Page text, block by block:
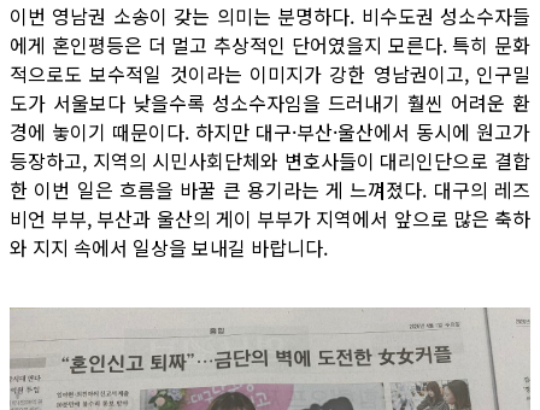
이번 영남권 소송이 갖는 의미는 분명하다. 비수도권 성소수자들
에게 혼인평등은 더 멀고 추상적인 단어였을지 모른다. 특히 문화
적으로도 보수적일 것이라는 이미지가 강한 영남권이고, 인구밀
도가 서울보다 낮을수록 성소수자임을 드러내기 훨씬 어려운 환
경에 놓이기 때문이다. 하지만 대구·부산·울산에서 동시에 원고가
등장하고, 지역의 시민사회단체와 변호사들이 대리인단으로 결합
한 이번 일은 흐름을 바꿀 큰 용기라는 게 느껴졌다. 대구의 레즈
비언 부부, 부산과 울산의 게이 부부가 지역에서 앞으로 많은 축하
와 지지 속에서 일상을 보내길 바랍니다.